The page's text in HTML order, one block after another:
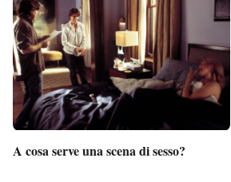
A cosa serve una scena di sesso?